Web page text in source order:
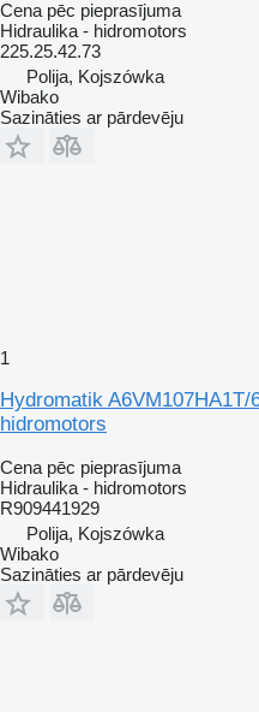
Cena pēc pieprasījuma
Hidraulika - hidromotors
225.25.42.73
Polija, Kojszówka
Wibako
Sazināties ar pārdevēju
1
Hydromatik
hidromotors
Cena pēc pieprasījuma
Hidraulika - hidromotors
R909441929
Polija, Kojszówka
Wibako
Sazināties ar pārdevēju